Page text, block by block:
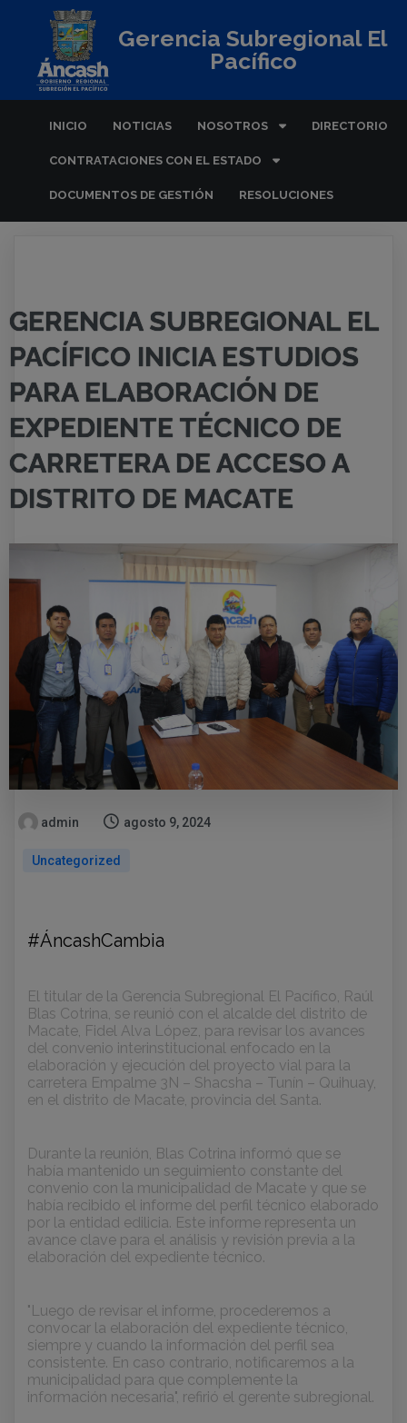
Gerencia Subregional El
Pacífico
INICIO NOTICIAS NOSOTROS DIRECTORIO
CONTRATACIONES CON EL ESTADO
DOCUMENTOS DE GESTIÓN RESOLUCIONES
GERENCIA SUBREGIONAL EL
PACÍFICO INICIA ESTUDIOS
PARA ELABORACIÓN DE
EXPEDIENTE TÉCNICO DE
CARRETERA DE ACCESO A
DISTRITO DE MACATE
admin agosto 9, 2024
Uncategorized
#ÁncashCambia
El titular de la Gerencia Subregional El Pacífico, Raúl
Blas Cotrina, se reunió con el alcalde del distrito de
Macate, Fidel Alva López, para revisar los avances
del convenio interinstitucional enfocado en la
elaboración y ejecución del proyecto vial para la
carretera Empalme 3N – Shacsha – Tunín – Quihuay,
en el distrito de Macate, provincia del Santa.
Durante la reunión, Blas Cotrina informó que se
había mantenido un seguimiento constante del
convenio con la municipalidad de Macate y que se
había recibido el informe del perfil técnico elaborado
por la entidad edilicia. Este informe representa un
avance clave para el análisis y revisión previa a la
elaboración del expediente técnico.
"Luego de revisar el informe, procederemos a
convocar la elaboración del expediente técnico,
siempre y cuando la información del perfil sea
consistente. En caso contrario, notificaremos a la
municipalidad para que complemente la
información necesaria", refirió el gerente subregional.